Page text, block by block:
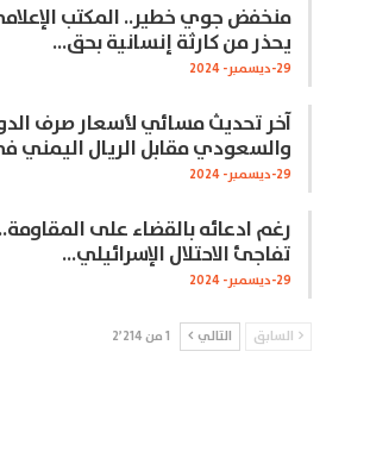
منخفض جوي خطير.. المكتب
يحذر من كارثة إنسانية بحق…
29-ديسمبر- 2024
آخر تحديث مسائي لأسعار صرف
والسعودي مقابل الريال اليمني
29-ديسمبر- 2024
رغم ادعائه بالقضاء على
تفاجئ الاحتلال الإسرائيلي…
29-ديسمبر- 2024
السابق التالي 1 من 2٬214